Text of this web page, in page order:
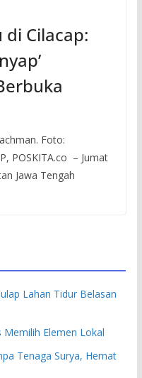
Cilacap:
Foto:
POSKITA.co – Jumat
Jawa Tengah
Lahan Tidur Belasan
Memilih Elemen Lokal
Tenaga Surya, Hemat